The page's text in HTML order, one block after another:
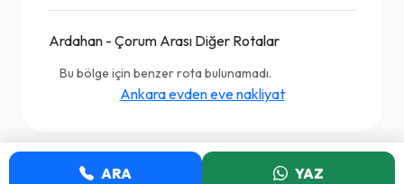
Ardahan - Çorum Arası Diğer Rotalar
Bu bölge için benzer rota bulunamadı.
Ankara evden eve nakliyat
ARA YAZ